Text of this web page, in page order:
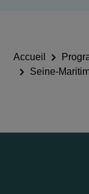
Accueil
Seine-